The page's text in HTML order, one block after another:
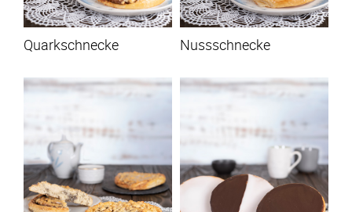
Quarkschnecke Nussschnecke